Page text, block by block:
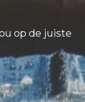
op de juiste